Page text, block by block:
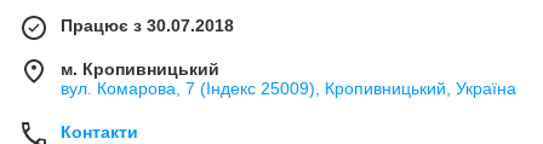
Працює з 30.07.2018
м. Кропивницький
вул. Комарова, 7 (Індекс 25009), Кропивницький, Україна
Контакти